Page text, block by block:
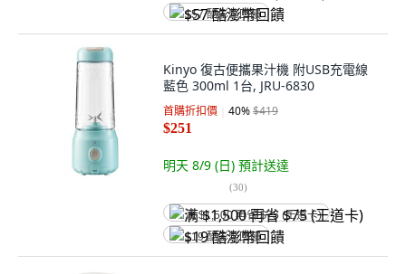
$57 酷澎幣回饋
Kinyo 復古便攜果汁機 附USB充電線
藍色 300ml 1台, JRU-6830
首購折扣價 40%$419
$251
明天 8/9 (日) 預計送達
(30)
满 $1,500 再省 $75 (王道卡)
$19 酷澎幣回饋